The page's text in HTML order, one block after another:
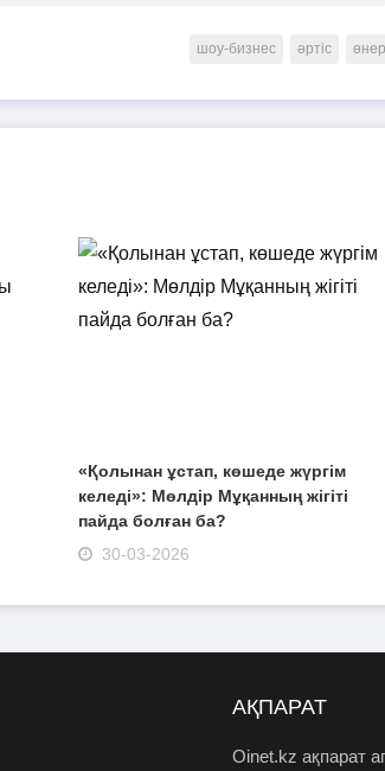
шоу-бизнес әртіс өнер
«Қолынан ұстап, көшеде жүргім
келеді»: Мөлдір Мұқанның жігіті
пайда болған ба?
30-03-2026
АҚПАРАТ
Oinet.kz ақпарат